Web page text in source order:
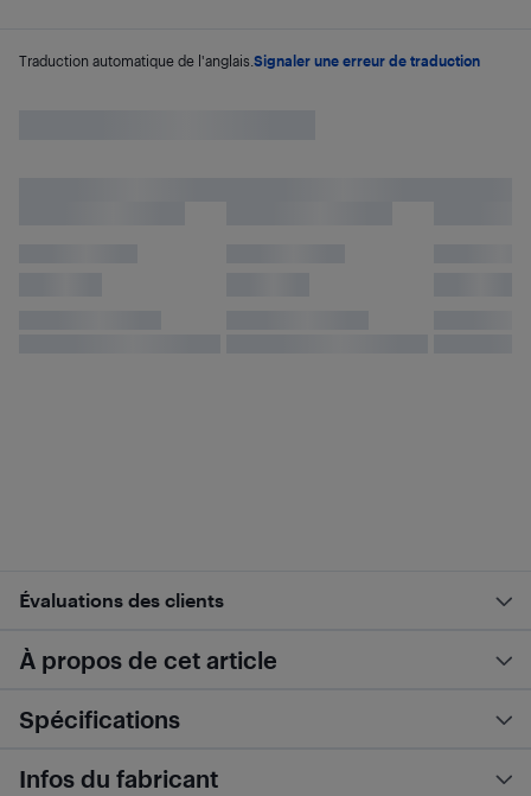
Traduction automatique de l'anglais. Signaler une erreur de traduction
Évaluations des clients
À propos de cet article
Spécifications
Infos du fabricant